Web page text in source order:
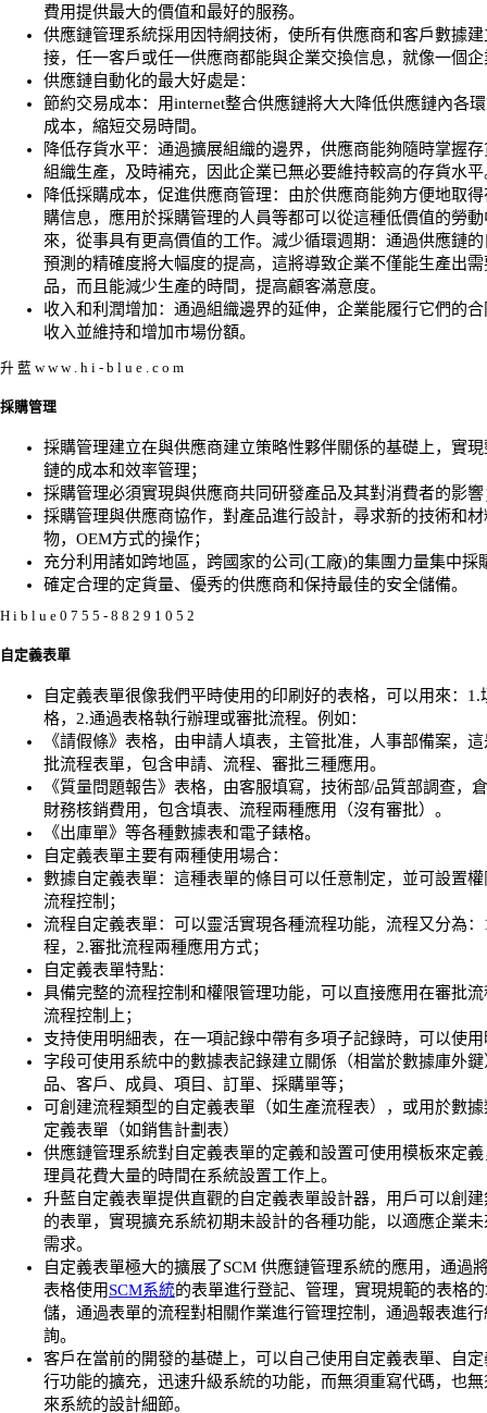
費用提供最大的價值和最好的服務。
供應鏈管理系統採用因特網技術，使所有供應商和客戶數據
接，任一客戶或任一供應商都能與企業交換信息，就像一個
供應鏈自動化的最大好處是：
節約交易成本：用internet整合供應鏈將大大降低供應鏈內各
成本，縮短交易時間。
降低存貨水平：通過擴展組織的邊界，供應商能夠隨時掌握
組織生產，及時補充，因此企業已無必要維持較高的存貨水平
降低採購成本，促進供應商管理：由於供應商能夠方便地取
購信息，應用於採購管理的人員等都可以從這種低價值的勞
來，從事具有更高價值的工作。減少循環週期：通過供應鏈
預測的精確度將大幅度的提高，這將導致企業不僅能生產出
品，而且能減少生產的時間，提高顧客滿意度。
收入和利潤增加：通過組織邊界的延伸，企業能履行它們的
收入並維持和增加市場份額。
升 藍 w w w . h i - b l u e . c o m
採購管理
採購管理建立在與供應商建立策略性夥伴關係的基礎上，實
鏈的成本和效率管理；
採購管理必須實現與供應商共同研發產品及其對消費者的影響
採購管理與供應商協作，對產品進行設計，尋求新的技術和
物，OEM方式的操作；
充分利用諸如跨地區，跨國家的公司(工廠)的集團力量集中採
確定合理的定貨量、優秀的供應商和保持最佳的安全儲備。
H i b l u e 0 7 5 5 - 8 8 2 9 1 0 5 2
自定義表單
自定義表單很像我們平時使用的印刷好的表格，可以用來：1.
格，2.通過表格執行辦理或審批流程。例如：
《請假條》表格，由申請人填表，主管批准，人事部備案，
批流程表單，包含申請、流程、審批三種應用。
《質量問題報告》表格，由客服填寫，技術部/品質部調查，
財務核銷費用，包含填表、流程兩種應用（沒有審批）。
《出庫單》等各種數據表和電子錶格。
自定義表單主要有兩種使用場合：
數據自定義表單：這種表單的條目可以任意制定，並可設置
流程控制；
流程自定義表單：可以靈活實現各種流程功能，流程又分為
程，2.審批流程兩種應用方式；
自定義表單特點：
具備完整的流程控制和權限管理功能，可以直接應用在審批
流程控制上；
支持使用明細表，在一項記錄中帶有多項子記錄時，可以使
字段可使用系統中的數據表記錄建立關係（相當於數據庫外
品、客戶、成員、項目、訂單、採購單等；
可創建流程類型的自定義表單（如生產流程表），或用於數
定義表單（如銷售計劃表）
供應鏈管理系統對自定義表單的定義和設置可使用模板來定
理員花費大量的時間在系統設置工作上。
升藍自定義表單提供直觀的自定義表單設計器，用戶可以創
的表單，實現擴充系統初期未設計的各種功能，以適應企業
需求。
自定義表單極大的擴展了SCM 供應鏈管理系統的應用，通過
表格使用SCM系統的表單進行登記、管理，實現規範的表格
儲，通過表單的流程對相關作業進行管理控制，通過報表進
詢。
客戶在當前的開發的基礎上，可以自己使用自定義表單、自
行功能的擴充，迅速升級系統的功能，而無須重寫代碼，也
來系統的設計細節。